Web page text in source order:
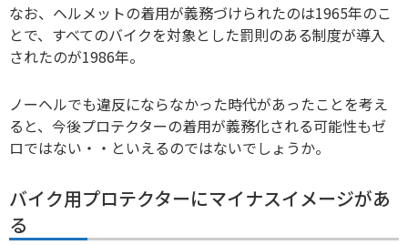
なお、ヘルメットの着用が義務づけられたのは1965年のこ
とで、すべてのバイクを対象とした罰則のある制度が導入
されたのが1986年。
ノーヘルでも違反にならなかった時代があったことを考え
ると、今後プロテクターの着用が義務化される可能性もゼ
ロではない・・といえるのではないでしょうか。
バイク用プロテクターにマイナスイメージがあ
る